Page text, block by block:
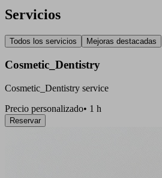
Servicios
Todos los servicios Mejoras destacadas
Cosmetic_Dentistry
Cosmetic_Dentistry service
Precio personalizado• 1 h
Reservar